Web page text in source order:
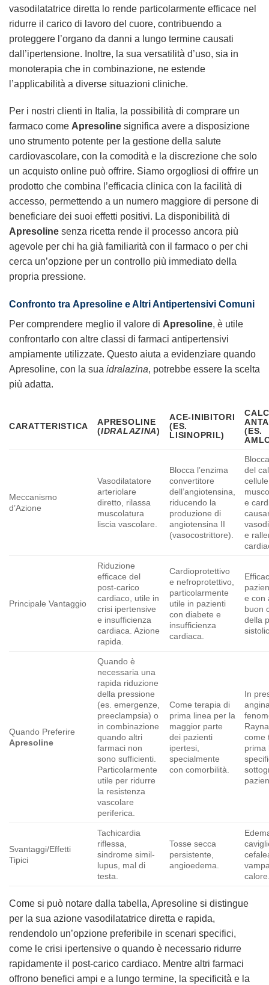
vasodilatatrice diretta lo rende particolarmente efficace nel
ridurre il carico di lavoro del cuore, contribuendo a
proteggere l’organo da danni a lungo termine causati
dall’ipertensione. Inoltre, la sua versatilità d’uso, sia in
monoterapia che in combinazione, ne estende
l’applicabilità a diverse situazioni cliniche.
Per i nostri clienti in Italia, la possibilità di comprare un
farmaco come Apresoline significa avere a disposizione
uno strumento potente per la gestione della salute
cardiovascolare, con la comodità e la discrezione che solo
un acquisto online può offrire. Siamo orgogliosi di offrire un
prodotto che combina l’efficacia clinica con la facilità di
accesso, permettendo a un numero maggiore di persone di
beneficiare dei suoi effetti positivi. La disponibilità di
Apresoline senza ricetta rende il processo ancora più
agevole per chi ha già familiarità con il farmaco o per chi
cerca un’opzione per un controllo più immediato della
propria pressione.
Confronto tra Apresoline e Altri Antipertensivi Comuni
Per comprendere meglio il valore di Apresoline, è utile
confrontarlo con altre classi di farmaci antipertensivi
ampiamente utilizzate. Questo aiuta a evidenziare quando
Apresoline, con la sua idralazina, potrebbe essere la scelta
più adatta.
CARATTERISTICA
APRESOLINE
(IDRALAZINA)
ACE-INIBITORI
(ES.
LISINOPRIL)
(ES.
Meccanismo
d’Azione
Vasodilatatore
arteriolare
diretto, rilassa
muscolatura
liscia vascolare.
Blocca l’enzima
convertitore
dell’angiotensina,
riducendo la
produzione di
angiotensina II
(vasocostrittore).
del
cellule
e
e
Principale Vantaggio
Riduzione
efficace del
post-carico
cardiaco, utile in
crisi ipertensive
e insufficienza
cardiaca. Azione
rapida.
Cardioprotettivo
e nefroprotettivo,
particolarmente
utile in pazienti
con diabete e
insufficienza
cardiaca.
e con
buon
della
Quando Preferire
Apresoline
Quando è
necessaria una
rapida riduzione
della pressione
(es. emergenze,
preeclampsia) o
in combinazione
quando altri
farmaci non
sono sufficienti.
Particolarmente
utile per ridurre
la resistenza
vascolare
periferica.
Come terapia di
prima linea per la
maggior parte
dei pazienti
ipertesi,
specialmente
con comorbilità.
In
come
prima
Svantaggi/Effetti
Tipici
Tachicardia
riflessa,
sindrome simil-
lupus, mal di
testa.
Tosse secca
persistente,
angioedema.
Come si può notare dalla tabella, Apresoline si distingue
per la sua azione vasodilatatrice diretta e rapida,
rendendolo un’opzione preferibile in scenari specifici,
come le crisi ipertensive o quando è necessario ridurre
rapidamente il post-carico cardiaco. Mentre altri farmaci
offrono benefici ampi e a lungo termine, la specificità e la